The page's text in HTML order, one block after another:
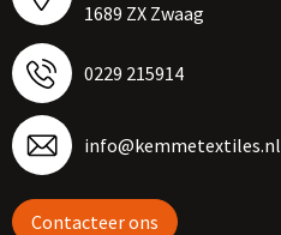
1689 ZX Zwaag
0229 215914
info@kemmetextiles.nl
Contacteer ons